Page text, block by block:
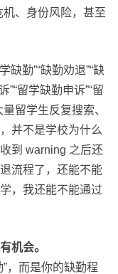
、身份风险，甚至
缺勤”“缺勤劝退”“缺
”“留学缺勤申诉”“留
留学生反复搜索、
并不是学校为什么
到 warning 之后还
流程了，还能不能
，我还能不能通过
机会。
，而是你的缺勤程